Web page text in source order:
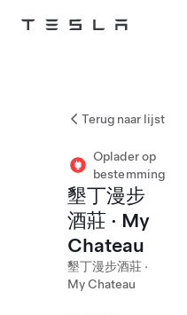
Tesla
Terug naar lijst
Oplader op
bestemming
墾丁漫步
酒莊 · My
Chateau
墾丁漫步酒莊 ·
My Chateau